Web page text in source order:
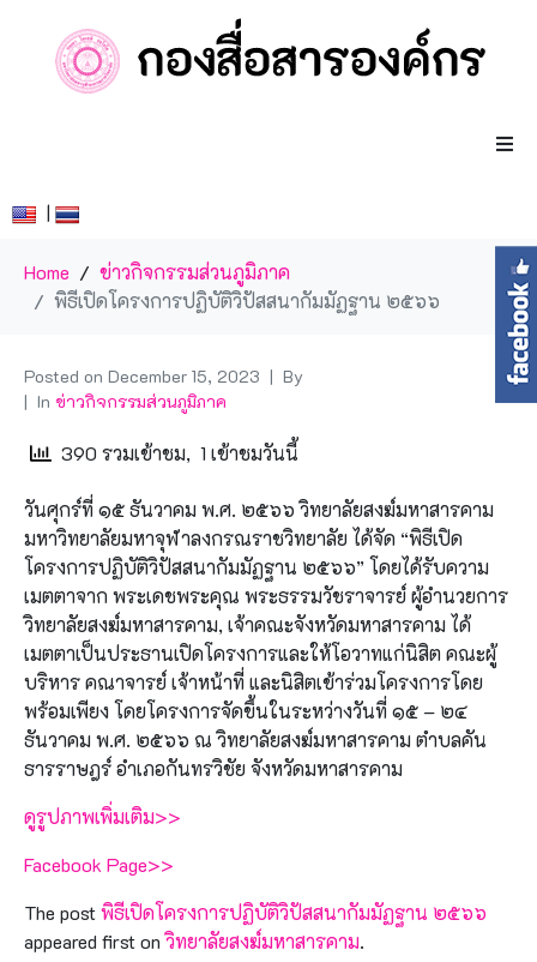
|
Home
ข่าวกิจกรรมส่วนภูมิภาค
พิธีเปิดโครงการปฏิบัติวิปัสสนากัมมัฏฐาน ๒๕๖๖
Posted on December 15, 2023
By
In ข่าวกิจกรรมส่วนภูมิภาค
390 รวมเข้าชม, 1 เข้าชมวันนี้
วันศุกร์ที่ ๑๕ ธันวาคม พ.ศ. ๒๕๖๖ วิทยาลัยสงฆ์มหาสารคาม
มหาวิทยาลัยมหาจุฬาลงกรณราชวิทยาลัย ได้จัด “พิธีเปิด
โครงการปฏิบัติวิปัสสนากัมมัฏฐาน ๒๕๖๖” โดยได้รับความ
เมตตาจาก พระเดชพระคุณ พระธรรมวัชราจารย์ ผู้อำนวยการ
วิทยาลัยสงฆ์มหาสารคาม, เจ้าคณะจังหวัดมหาสารคาม ได้
เมตตาเป็นประธานเปิดโครงการและให้โอวาทแก่นิสิต คณะผู้
บริหาร คณาจารย์ เจ้าหน้าที่ และนิสิตเข้าร่วมโครงการโดย
พร้อมเพียง โดยโครงการจัดขึ้นในระหว่างวันที่ ๑๕ – ๒๔
ธันวาคม พ.ศ. ๒๕๖๖ ณ วิทยาลัยสงฆ์มหาสารคาม ตำบลคัน
ธารราษฎร์ อำเภอกันทรวิชัย จังหวัดมหาสารคาม
ดูรูปภาพเพิ่มเติม>>
Facebook Page>>
The postพิธีเปิดโครงการปฏิบัติวิปัสสนากัมมัฏฐาน ๒๕๖๖
appeared first onวิทยาลัยสงฆ์มหาสารคาม.